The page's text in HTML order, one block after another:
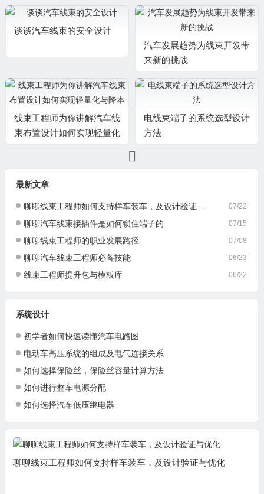
谈谈汽车线束的安全设计
汽车发展趋势为线束开发带
来新的挑战
线束工程师为你讲解汽车线
束布置设计如何实现轻量化
电线束端子的系统选型设计
方法
最新文章
07/22
聊聊线束工程师如何支持样车装车，及设计验证与优化
07/15
聊聊汽车线束接插件是如何锁住端子的
07/08
聊聊线束工程师的职业发展路径
06/23
聊聊汽车线束工程师必备技能
06/22
线束工程师提升包与模板库
系统设计
初学者如何快速读懂汽车电路图
电动车高压系统的组成及电气连接关系
如何选择保险丝，保险丝容量计算方法
如何进行整车电源分配
如何选择汽车低压继电器
聊聊线束工程师如何支持样车装车，及设计验证与优化